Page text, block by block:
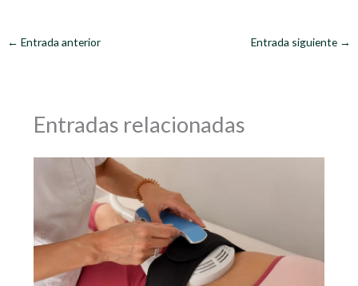
← Entrada anterior Entrada siguiente →
Entradas relacionadas